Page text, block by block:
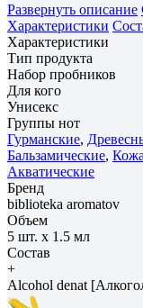
Развернуть описание
Характеристики
Характеристики
Тип продукта
Набор пробников
Для кого
Унисекс
Группы нот
Гурманские,
Бальзамические,
Акватические
Бренд
biblioteka aromatov
Объем
5 шт. х 1.5 мл
Состав
+
Alcohol denat